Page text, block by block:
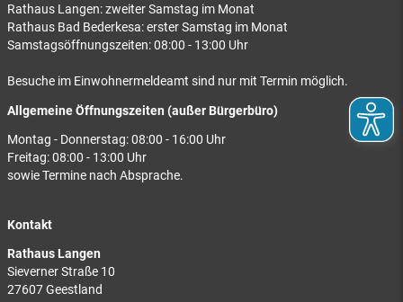
Rathaus Langen: zweiter Samstag im Monat
Rathaus Bad Bederkesa: erster Samstag im Monat
Samstagsöffnungszeiten: 08:00 - 13:00 Uhr
Besuche im Einwohnermeldeamt sind nur mit Termin möglich.
Allgemeine Öffnungszeiten (außer Bürgerbüro)
Montag - Donnerstag: 08:00 - 16:00 Uhr
Freitag: 08:00 - 13:00 Uhr
sowie Termine nach Absprache.
Kontakt
Rathaus Langen
Sieverner Straße 10
27607 Geestland